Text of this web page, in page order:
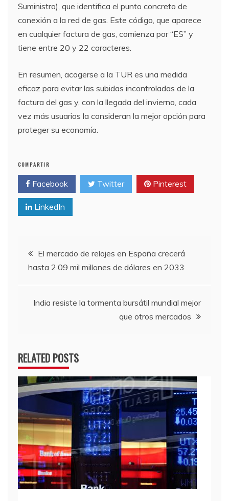
Suministro), que identifica el punto concreto de
conexión a la red de gas. Este código, que aparece
en cualquier factura de gas, comienza por “ES” y
tiene entre 20 y 22 caracteres.
En resumen, acogerse a la TUR es una medida
eficaz para evitar las subidas incontroladas de la
factura del gas y, con la llegada del invierno, cada
vez más usuarios la consideran la mejor opción para
proteger su economía.
COMPARTIR
Facebook Twitter Pinterest
LinkedIn
Navegación
de
entradas
El mercado de relojes en España crecerá
hasta 2.09 mil millones de dólares en 2033
India resiste la tormenta bursátil mundial mejor
que otros mercados
RELATED POSTS